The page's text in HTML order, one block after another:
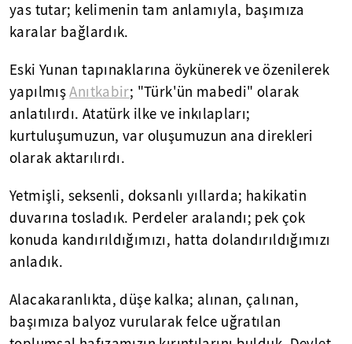
yas tutar; kelimenin tam anlamıyla, başımıza
karalar bağlardık.
Eski Yunan tapınaklarına öykünerek ve özenilerek
yapılmışAnıtkabir; "Türk'ün mabedi" olarak
anlatılırdı. Atatürk ilke ve inkılapları;
kurtuluşumuzun, var oluşumuzun ana direkleri
olarak aktarılırdı.
Yetmişli, seksenli, doksanlı yıllarda; hakikatin
duvarına tosladık. Perdeler aralandı; pek çok
konuda kandırıldığımızı, hatta dolandırıldığımızı
anladık.
Alacakaranlıkta, düşe kalka; alınan, çalınan,
başımıza balyoz vurularak felce uğratılan